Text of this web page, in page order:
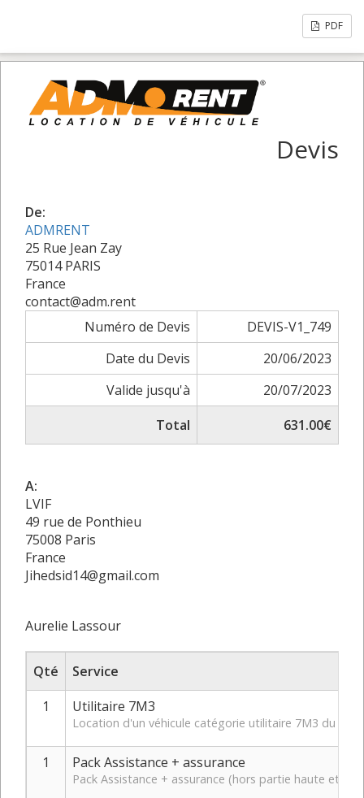
PDF
Devis
De:
ADMRENT
25 Rue Jean Zay
75014 PARIS
France
contact@adm.rent
Numéro de Devis
DEVIS-V1_749
Date du Devis
20/06/2023
Valide jusqu'à
20/07/2023
Total
631.00€
A:
LVIF
49 rue de Ponthieu
75008 Paris
France
Jihedsid14@gmail.com
Aurelie Lassour
Qté
Service
1
Utilitaire 7M3
Location d'un véhicule catégorie utilitaire 7M3 du 21/
1 Pack Assistance + assurance
Pack Assistance + assurance (hors partie haute et